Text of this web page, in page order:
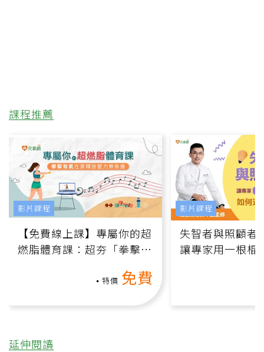
課程推薦
【免費線上課】專屬你的超
燃脂體育課：超夯「拳擊有
特價 免費
影片課程
失智者與照顧者
讓專家用一根棍
影片課程
延伸閱讀